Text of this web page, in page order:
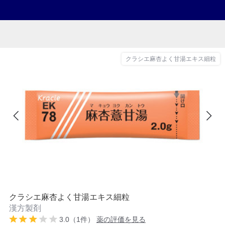
クラシエ麻杏よく甘湯エキス細粒
クラシエ麻杏よく甘湯エキス細粒
漢方製剤
3.0（1件） 薬の評価を見る